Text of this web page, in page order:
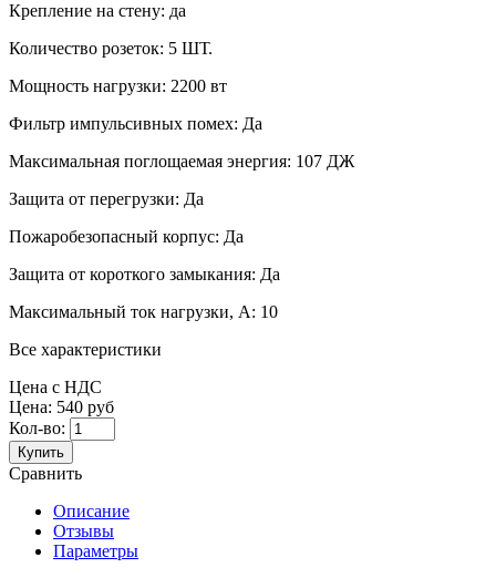
Крепление на стену: да
Количество розеток: 5 ШТ.
Мощность нагрузки: 2200 вт
Фильтр импульсивных помех: Да
Максимальная поглощаемая энергия: 107 ДЖ
Защита от перегрузки: Да
Пожаробезопасный корпус: Да
Защита от короткого замыкания: Да
Максимальный ток нагрузки, А: 10
Все характеристики
Цена с НДС
Цена: 540 руб
Кол-во:
Купить
Сравнить
Описание
Отзывы
Параметры